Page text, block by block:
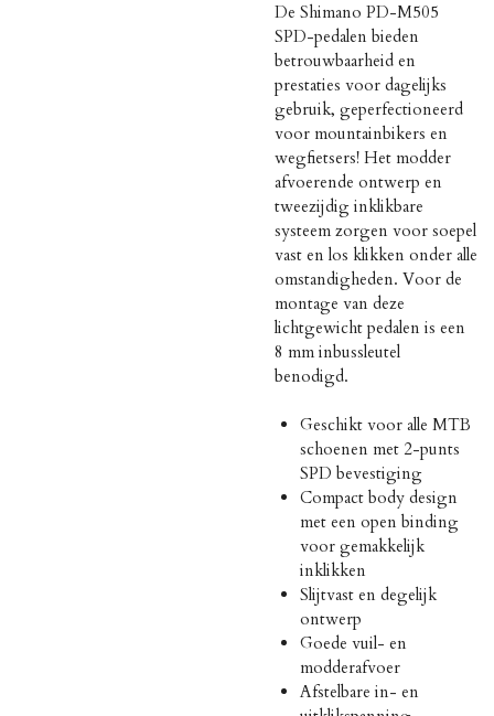
De Shimano PD-M505
SPD-pedalen bieden
betrouwbaarheid en
prestaties voor dagelijks
gebruik, geperfectioneerd
voor mountainbikers en
wegfietsers! Het modder
afvoerende ontwerp en
tweezijdig inklikbare
systeem zorgen voor soepel
vast en los klikken onder alle
omstandigheden. Voor de
montage van deze
lichtgewicht pedalen is een
8 mm inbussleutel
benodigd.
Geschikt voor alle MTB
schoenen met 2-punts
SPD bevestiging
Compact body design
met een open binding
voor gemakkelijk
inklikken
Slijtvast en degelijk
ontwerp
Goede vuil- en
modderafvoer
Afstelbare in- en